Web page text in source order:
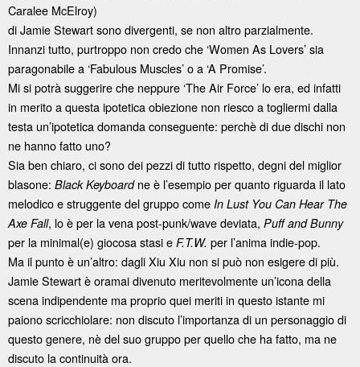
Caralee McElroy)
di Jamie Stewart sono divergenti, se non altro parzialmente.
Innanzi tutto, purtroppo non credo che ‘Women As Lovers’ sia
paragonabile a ‘Fabulous Muscles’ o a ‘A Promise’.
Mi si potrà suggerire che neppure ‘The Air Force’ lo era, ed infatti
in merito a questa ipotetica obiezione non riesco a togliermi dalla
testa un’ipotetica domanda conseguente: perchè di due dischi non
ne hanno fatto uno?
Sia ben chiaro, ci sono dei pezzi di tutto rispetto, degni del miglior
blasone: Black Keyboardne è l’esempio per quanto riguarda il lato
melodico e struggente del gruppo come In Lust You Can Hear The
Axe Fall, lo è per la vena post-punk/wave deviata, Puff and Bunny
per la minimal(e) giocosa stasi e F.T.W. per l’anima indie-pop.
Ma il punto è un’altro: dagli Xiu Xiu non si può non esigere di più.
Jamie Stewart è oramai divenuto meritevolmente un’icona della
scena indipendente ma proprio quei meriti in questo istante mi
paiono scricchiolare: non discuto l’importanza di un personaggio di
questo genere, nè del suo gruppo per quello che ha fatto, ma ne
discuto la continuità ora.